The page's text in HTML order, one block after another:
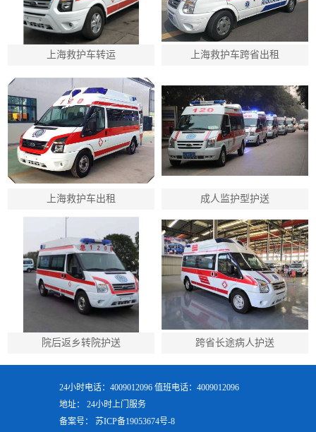
上海救护车转运 上海救护车跨省出租
上海救护车出租 成人监护型护送
院后返乡转院护送 跨省长途病人护送
24小时电话：4009012096 值班电话：4009012096
地址： 24小时上门服务
备案号： 苏ICP备19053674号-8